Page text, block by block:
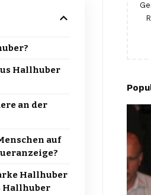
Hallhuber
an der
auf
Hallhuber
Hallhuber